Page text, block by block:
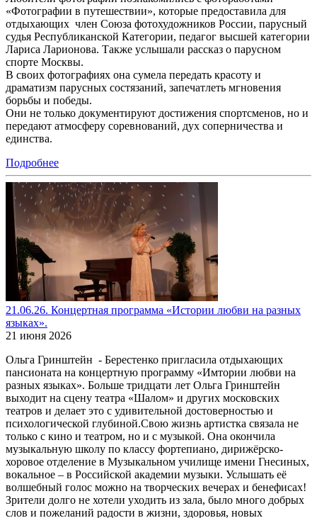
«Фотографии в путешествии», которые предоставила для
отдыхающих член Союза фотохудожников России, парусный
судья Республиканской Категории, педагог высшей категории
Лариса Ларионова. Также услышали рассказ о парусном
спорте Москвы.
В своих фотографиях она сумела передать красоту и
драматизм парусных состязаний, запечатлеть мгновения
борьбы и победы.
Они не только документируют достижения спортсменов, но и
передают атмосферу соревнований, дух соперничества и
единства.
Подробнее
21.06.26. Концертная программа «Истории любви на разных
языках».
21 июня 2026
Ольга Гринштейн - Берестенко пригласила отдыхающих
пансионата на концертную программу «Имтории любви на
разных языках». Больше тридцати лет Ольга Гринштейн
выходит на сцену театра «Шалом» и других московских
театров и делает это с удивительной достоверностью и
психологической глубиной.Свою жизнь артистка связала не
только с кино и театром, но и с музыкой. Она окончила
музыкальную школу по классу фортепиано, дирижёрско-
хоровое отделение в Музыкальном училище имени Гнесиных,
вокальное – в Российской академии музыки. Услышать её
волшебный голос можно на творческих вечерах и бенефисах!
Зрители долго не хотели уходить из зала, было много добрых
слов и пожеланий радости в жизни, здоровья, новых